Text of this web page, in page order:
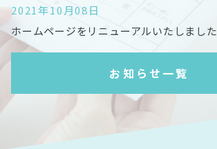
2021年10月08日
ホームページをリニューアルいたしました
お知らせ一覧